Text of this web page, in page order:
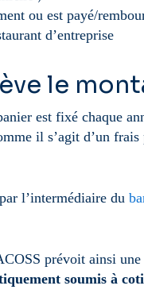
ou est payé/
d’entreprise
le
est fixé chaque
il s’agit d’un
l’intermédiaire du
prévoit ainsi
soumis à